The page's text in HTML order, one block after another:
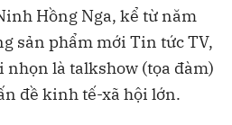
Hồng Nga, kể từ năm
sản phẩm mới Tin tức TV,
là talkshow (tọa đàm)
đề kinh tế-xã hội lớn.